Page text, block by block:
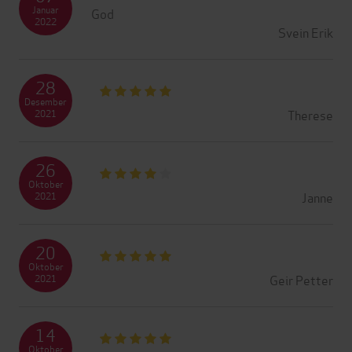
God
Svein Erik
Januar
2022
Therese
28
Desember
2021
Janne
26
Oktober
2021
Geir Petter
20
Oktober
2021
14
Oktober